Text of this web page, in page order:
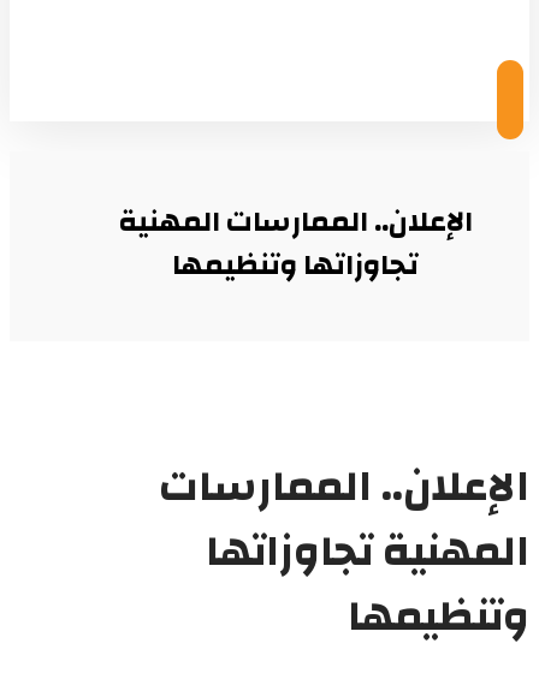
الإعلان.. الممارسات المهنية
تجاوزاتها وتنظيمها
الإعلان.. الممارسات
المهنية تجاوزاتها
وتنظيمها